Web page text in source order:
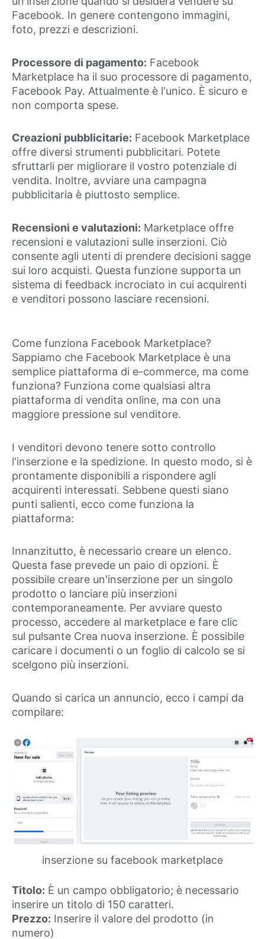
Facebook. In genere contengono immagini,
foto, prezzi e descrizioni.
Processore di pagamento: Facebook
Marketplace ha il suo processore di pagamento,
Facebook Pay. Attualmente è l'unico. È sicuro e
non comporta spese.
Creazioni pubblicitarie: Facebook Marketplace
offre diversi strumenti pubblicitari. Potete
sfruttarli per migliorare il vostro potenziale di
vendita. Inoltre, avviare una campagna
pubblicitaria è piuttosto semplice.
Recensioni e valutazioni: Marketplace offre
recensioni e valutazioni sulle inserzioni. Ciò
consente agli utenti di prendere decisioni sagge
sui loro acquisti. Questa funzione supporta un
sistema di feedback incrociato in cui acquirenti
e venditori possono lasciare recensioni.
Come funziona Facebook Marketplace?
Sappiamo che Facebook Marketplace è una
semplice piattaforma di e-commerce, ma come
funziona? Funziona come qualsiasi altra
piattaforma di vendita online, ma con una
maggiore pressione sul venditore.
I venditori devono tenere sotto controllo
l'inserzione e la spedizione. In questo modo, si è
prontamente disponibili a rispondere agli
acquirenti interessati. Sebbene questi siano
punti salienti, ecco come funziona la
piattaforma:
Innanzitutto, è necessario creare un elenco.
Questa fase prevede un paio di opzioni. È
possibile creare un'inserzione per un singolo
prodotto o lanciare più inserzioni
contemporaneamente. Per avviare questo
processo, accedere al marketplace e fare clic
sul pulsante Crea nuova inserzione. È possibile
caricare i documenti o un foglio di calcolo se si
scelgono più inserzioni.
Quando si carica un annuncio, ecco i campi da
compilare:
inserzione su facebook marketplace
Titolo: È un campo obbligatorio; è necessario
inserire un titolo di 150 caratteri.
Prezzo: Inserire il valore del prodotto (in
numero)